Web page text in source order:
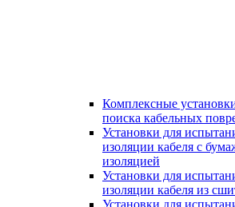
Комплексные
поиска кабельных
Установки для
изоляции кабеля с
изоляцией
Установки для
изоляции кабеля из
Установки для